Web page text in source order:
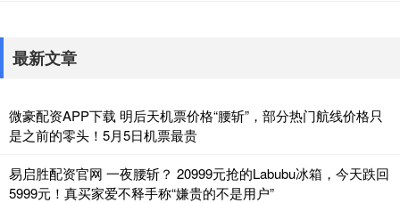
最新文章
微豪配资APP下载 明后天机票价格“腰斩”，部分热门航线价格只
是之前的零头！5月5日机票最贵
易启胜配资官网 一夜腰斩？ 20999元抢的Labubu冰箱，今天跌回
5999元！真买家爱不释手称“嫌贵的不是用户”